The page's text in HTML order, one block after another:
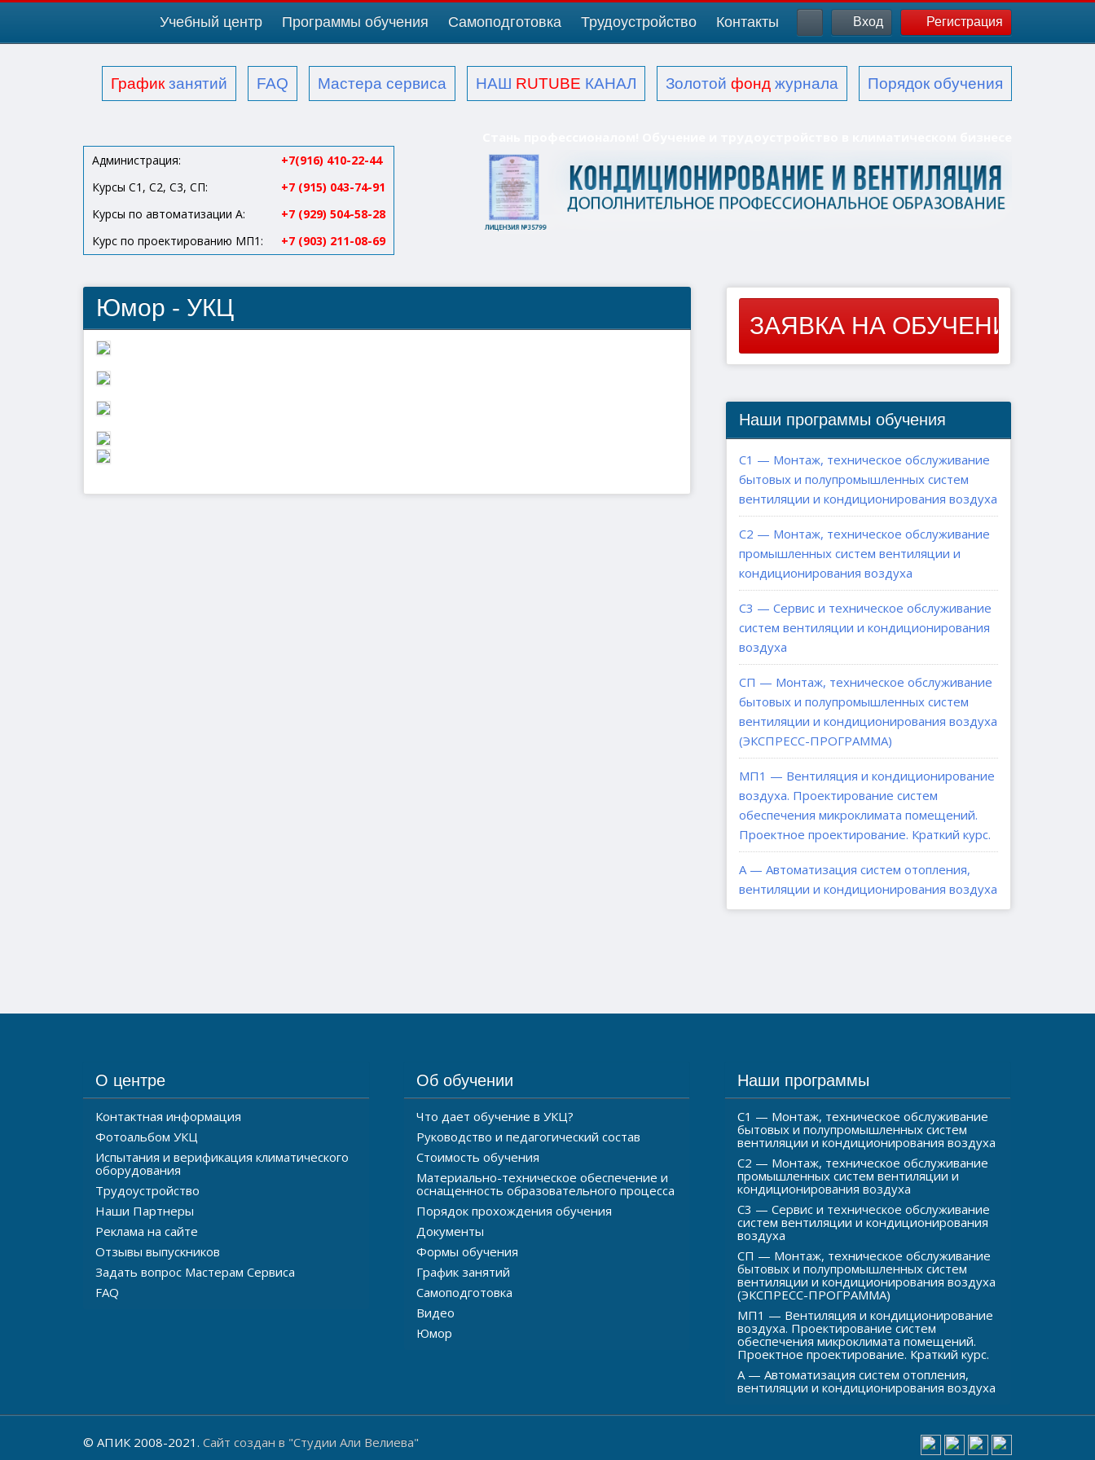
Вход Регистрация
Учебный центр Программы обучения Самоподготовка Трудоустройство Контакты
График занятий FAQ Мастера сервиса НАШ RUTUBE КАНАЛ Золотой фонд журнала Порядок обучения
Администрация:
+7(916) 410-22-44
Курсы С1, С2, С3, СП:
+7 (915) 043-74-91
Курсы по автоматизации А:
+7 (929) 504-58-28
Курс по проектированию МП1:
+7 (903) 211-08-69
Юмор - УКЦ
ЗАЯВКА НА ОБУЧЕНИЕ
Наши программы обучения
С1 — Монтаж, техническое обслуживание
бытовых и полупромышленных систем
вентиляции и кондиционирования воздуха
С2 — Монтаж, техническое обслуживание
промышленных систем вентиляции и
кондиционирования воздуха
С3 — Сервис и техническое обслуживание
систем вентиляции и кондиционирования
воздуха
СП — Монтаж, техническое обслуживание
бытовых и полупромышленных систем
вентиляции и кондиционирования воздуха
(ЭКСПРЕСС-ПРОГРАММА)
МП1 — Вентиляция и кондиционирование
воздуха. Проектирование систем
обеспечения микроклимата помещений.
Проектное проектирование. Краткий курс.
А — Автоматизация систем отопления,
вентиляции и кондиционирования воздуха
О центре
Контактная информация
Фотоальбом УКЦ
Испытания и верификация климатического
оборудования
Трудоустройство
Наши Партнеры
Реклама на сайте
Отзывы выпускников
Задать вопрос Мастерам Сервиса
FAQ
Об обучении
Что дает обучение в УКЦ?
Руководство и педагогический состав
Стоимость обучения
Материально-техническое обеспечение и
оснащенность образовательного процесса
Порядок прохождения обучения
Документы
Формы обучения
График занятий
Самоподготовка
Видео
Юмор
Наши программы
С1 — Монтаж, техническое обслуживание
бытовых и полупромышленных систем
вентиляции и кондиционирования воздуха
С2 — Монтаж, техническое обслуживание
промышленных систем вентиляции и
кондиционирования воздуха
С3 — Сервис и техническое обслуживание
систем вентиляции и кондиционирования
воздуха
СП — Монтаж, техническое обслуживание
бытовых и полупромышленных систем
вентиляции и кондиционирования воздуха
(ЭКСПРЕСС-ПРОГРАММА)
МП1 — Вентиляция и кондиционирование
воздуха. Проектирование систем
обеспечения микроклимата помещений.
Проектное проектирование. Краткий курс.
А — Автоматизация систем отопления,
вентиляции и кондиционирования воздуха
© АПИК 2008-2021. Сайт создан в "Студии Али Велиева"